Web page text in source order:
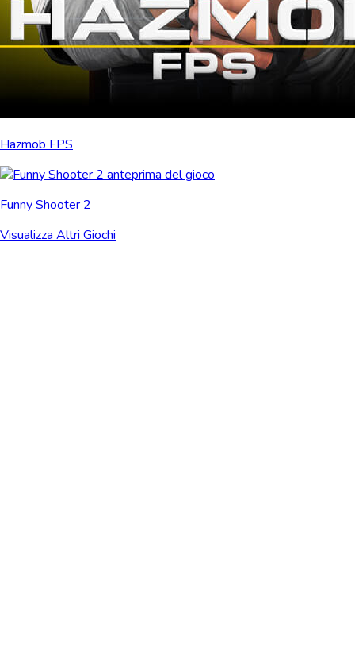
Hazmob FPS
Funny Shooter 2
Visualizza Altri Giochi